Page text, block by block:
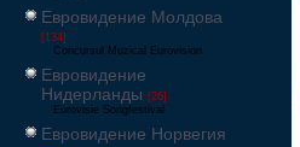
Евровидение Молдова
[134]
Concursul Muzical Eurovision
Евровидение
Нидерланды [26]
Eurovisie Songfestival
Евровидение Норвегия